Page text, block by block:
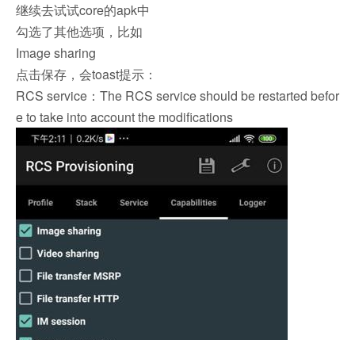
继续去试试core的apk中
勾选了其他选项，比如
Image sharing
点击保存，会toast提示：
RCS service：The RCS service should be restarted befor
e to take into account the modifications